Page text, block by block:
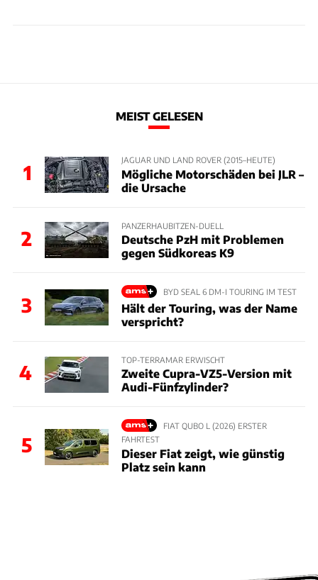
MEIST GELESEN
1
JAGUAR UND LAND ROVER (2015–HEUTE)
Mögliche Motorschäden bei JLR –
die Ursache
2
PANZERHAUBITZEN-DUELL
Deutsche PzH mit Problemen
gegen Südkoreas K9
3
BYD SEAL 6 DM-I TOURING IM TEST
Hält der Touring, was der Name
verspricht?
4
TOP-TERRAMAR ERWISCHT
Zweite Cupra-VZ5-Version mit
Audi-Fünfzylinder?
5
FIAT QUBO L (2026) ERSTER
FAHRTEST
Dieser Fiat zeigt, wie günstig
Platz sein kann